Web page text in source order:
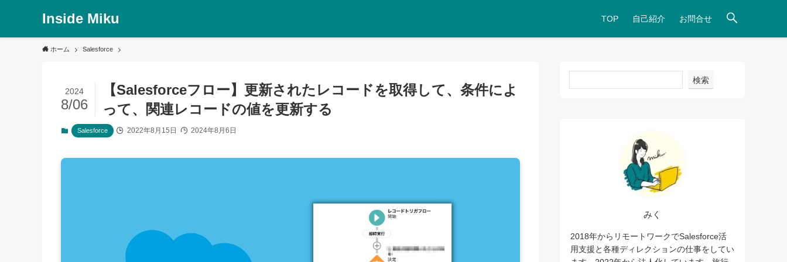
Inside Miku TOP 自己紹介 お問合せ
ホーム Salesforce
【Salesforceフロー】更新されたレコードを取得して、条件によ
って、関連レコードの値を更新する
2024
8/06
Salesforce 2022年8月15日 2024年8月6日
検索
みく
2018年からリモートワークでSalesforce活
用支援と各種ディレクションの仕事をしてい